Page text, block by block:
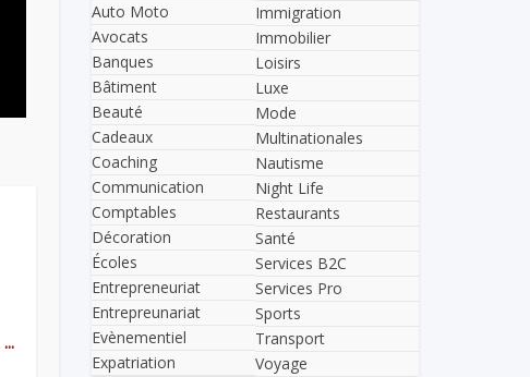
...
Auto Moto
Avocats
Banques
Bâtiment
Beauté
Cadeaux
Coaching
Communication
Comptables
Décoration
Écoles
Entrepreneuriat
Entrepreunariat
Evènementiel
Expatriation
Immigration
Immobilier
Loisirs
Luxe
Mode
Multinationales
Nautisme
Night Life
Restaurants
Santé
Services B2C
Services Pro
Sports
Transport
Voyage